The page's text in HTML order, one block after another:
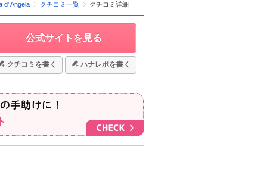
d' Angela クチコミ一覧 クチコミ詳細
公式サイトを見る
クチコミを書く ハナレポを書く